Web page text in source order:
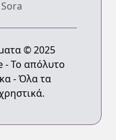
© 2025
- Το απόλυτο
- Όλα τα